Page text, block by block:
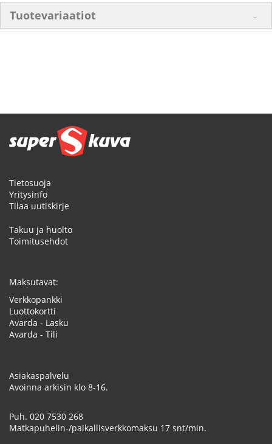
Tuotevariaatiot
Tietosuoja
Yritysinfo
Tilaa uutiskirje
Takuu ja huolto
Toimitusehdot
Maksutavat:
Verkkopankki
Luottokortti
Avarda - Lasku
Avarda - Tili
Asiakaspalvelu
Avoinna arkisin klo 8-16.
Puh. 020 7530 268
Matkapuhelin-/paikallisverkkomaksu 17 snt/min.